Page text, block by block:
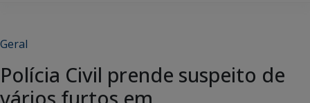
Geral
Polícia Civil prende suspeito de